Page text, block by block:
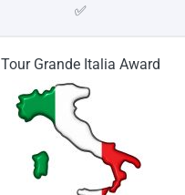
✅
Tour Grande Italia Award